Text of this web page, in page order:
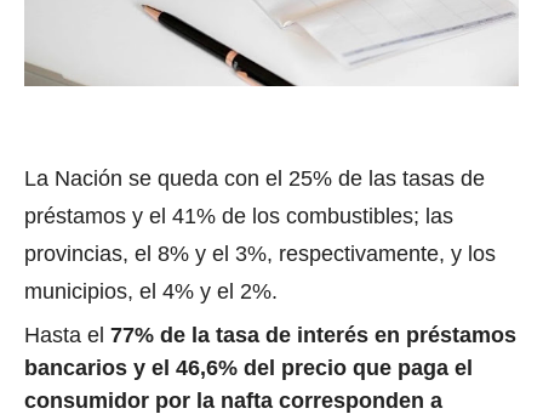
La Nación se queda con el 25% de las tasas de
préstamos y el 41% de los combustibles; las
provincias, el 8% y el 3%, respectivamente, y los
municipios, el 4% y el 2%.
Hasta el 77% de la tasa de interés en préstamos
bancarios y el 46,6% del precio que paga el
consumidor por la nafta corresponden a